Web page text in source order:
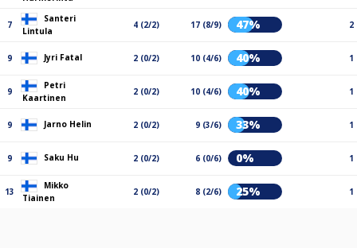
7
Santeri
Lintula
4 (2/2) 17 (8/9) 47% 2
9 Jyri Fatal 2 (0/2) 10 (4/6) 40% 1
9
Petri
Kaartinen
2 (0/2) 10 (4/6) 40% 1
9 Jarno Helin 2 (0/2) 9 (3/6) 33% 1
9 Saku Hu 2 (0/2) 6 (0/6) 0% 1
13
Mikko
Tiainen
2 (0/2) 8 (2/6) 25% 1